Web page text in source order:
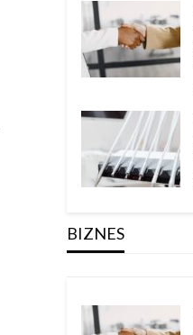
BIZNES